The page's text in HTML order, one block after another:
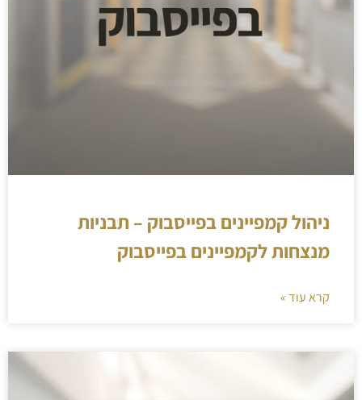
ניהול קמפיינים בפייסבוק – תבניות
מנצחות לקמפיינים בפייסבוק
קרא עוד »